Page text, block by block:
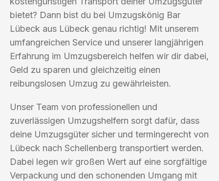
bietet? Dann bist du bei Umzugskönig Bar
Lübeck aus Lübeck genau richtig! Mit unserem
umfangreichen Service und unserer langjährigen
Erfahrung im Umzugsbereich helfen wir dir dabei,
Geld zu sparen und gleichzeitig einen
reibungslosen Umzug zu gewährleisten.
Unser Team von professionellen und
zuverlässigen Umzugshelfern sorgt dafür, dass
deine Umzugsgüter sicher und termingerecht von
Lübeck nach Schellenberg transportiert werden.
Dabei legen wir großen Wert auf eine sorgfältige
Verpackung und den schonenden Umgang mit